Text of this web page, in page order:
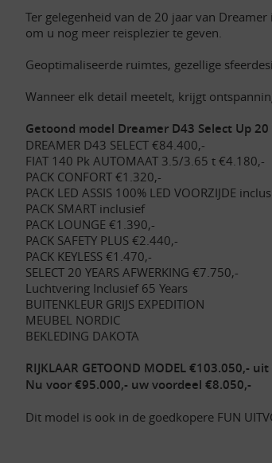
Ter gelegenheid van de 20 jaar van
om u nog meer reisplezier te geven.
Geoptimaliseerde ruimtes, gezellige
Wanneer elk detail meetelt, krijgt
Getoond model Dreamer D43 Select Up 20
DREAMER D43 SELECT €84.400,-
FIAT 140 Pk AUTOMAAT 3.5/3.65 t €4.180,-
PACK CONFORT €1.320,-
PACK LED ASSIS 100% LED VOORZIJDE
PACK SMART inclusief
PACK LOUNGE €1.390,-
PACK SAFETY PLUS €2.440,-
PACK KEYLESS €1.470,-
SELECT 20 YEARS AFWERKING €7.750,-
Luchtvering Inclusief 65 Years
BUITENKLEUR GRIJS EXPEDITION
MEUBEL NORDIC
BEKLEDING DAKOTA
RIJKLAAR GETOOND MODEL €103.050,-
Nu voor €95.000,- uw voordeel €8.050,-
Dit model is ook in de goedkopere FUN